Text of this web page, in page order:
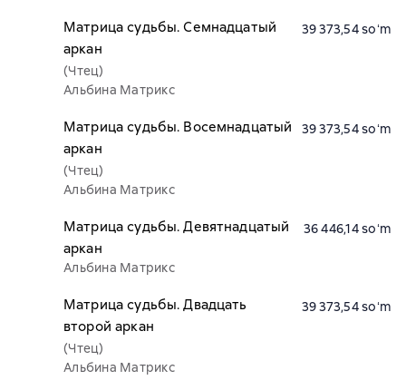
Матрица судьбы. Семнадцатый
аркан
(Чтец)
Альбина Матрикс
39 373,54 soʻm
Матрица судьбы. Восемнадцатый
аркан
(Чтец)
Альбина Матрикс
39 373,54 soʻm
Матрица судьбы. Девятнадцатый
аркан
Альбина Матрикс
36 446,14 soʻm
Матрица судьбы. Двадцать
второй аркан
(Чтец)
Альбина Матрикс
39 373,54 soʻm